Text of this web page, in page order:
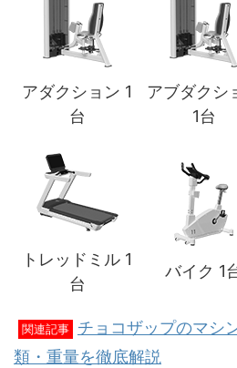
アダクション 1
台
アブダクシ
1台
トレッドミル 1
台
バイク 1
関連記事
チョコザップのマシ
類・重量を徹底解説